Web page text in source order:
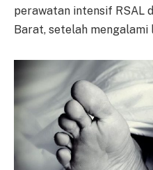
perawatan intensif RSAL
Barat, setelah mengalami